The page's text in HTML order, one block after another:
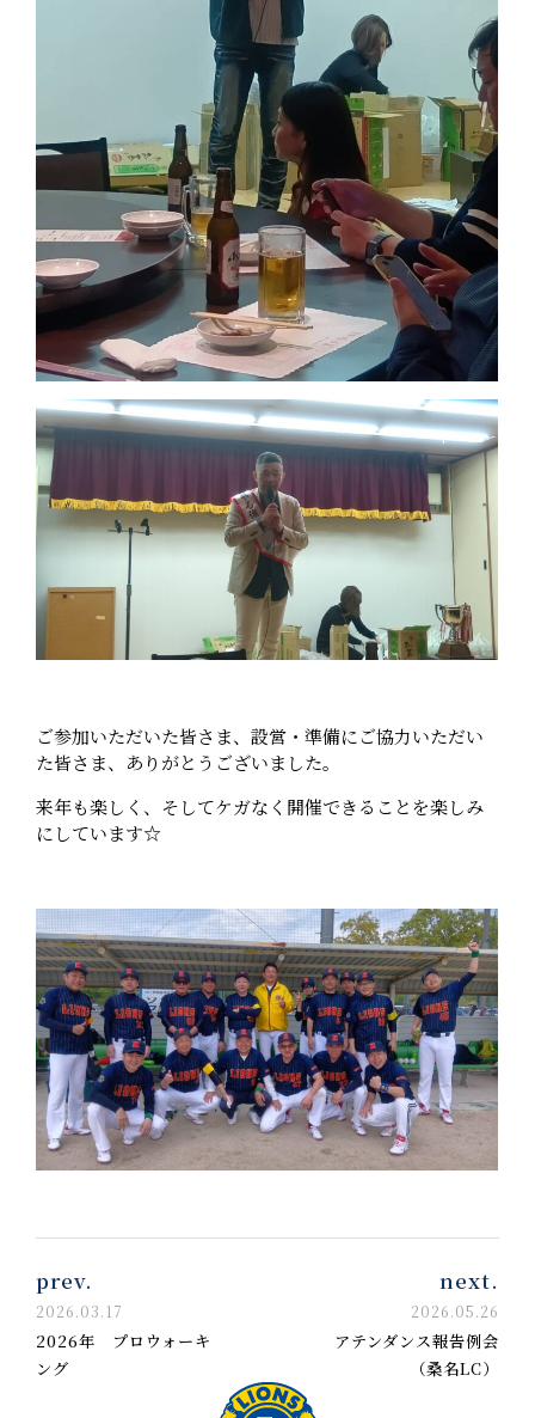
ご参加いただいた皆さま、設営・準備にご協力いただい
た皆さま、ありがとうございました。
来年も楽しく、そしてケガなく開催できることを楽しみ
にしています☆
prev.
2026.03.17
2026年 プロウォーキ
ング
next.
2026.05.26
アテンダンス報告例会
（桑名LC）